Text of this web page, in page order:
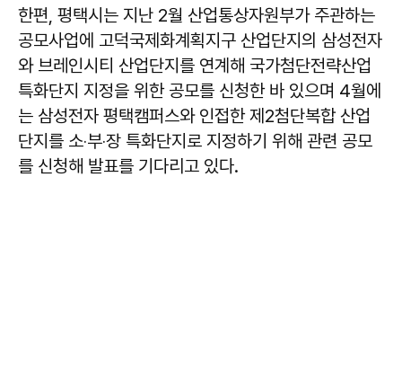
한편, 평택시는 지난 2월 산업통상자원부가 주관하는
공모사업에 고덕국제화계획지구 산업단지의 삼성전자
와 브레인시티 산업단지를 연계해 국가첨단전략산업
특화단지 지정을 위한 공모를 신청한 바 있으며 4월에
는 삼성전자 평택캠퍼스와 인접한 제2첨단복합 산업
단지를 소‧부‧장 특화단지로 지정하기 위해 관련 공모
를 신청해 발표를 기다리고 있다.